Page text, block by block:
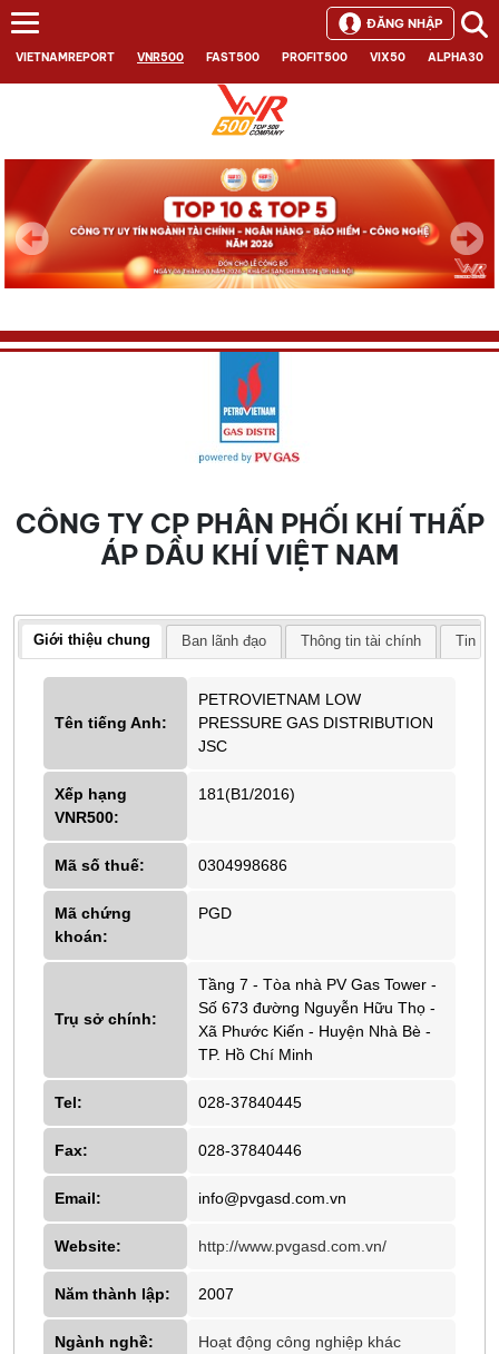
VIETNAMREPORT VNR500 FAST500 PROFIT500 VIX50 ALPHA30
ĐĂNG NHẬP
Next
CÔNG TY CP PHÂN PHỐI KHÍ THẤP
ÁP DẦU KHÍ VIỆT NAM
Giới thiệu chung Ban lãnh đạo Thông tin tài chính Tin
Tên tiếng Anh:
PETROVIETNAM LOW
PRESSURE GAS DISTRIBUTION
JSC
Xếp hạng
VNR500:
181(B1/2016)
Mã số thuế: 0304998686
Mã chứng
khoán:
PGD
Trụ sở chính:
Tầng 7 - Tòa nhà PV Gas Tower -
Số 673 đường Nguyễn Hữu Thọ -
Xã Phước Kiến - Huyện Nhà Bè -
TP. Hồ Chí Minh
Tel: 028-37840445
Fax: 028-37840446
Email: info@pvgasd.com.vn
Website: http://www.pvgasd.com.vn/
Năm thành lập: 2007
Ngành nghề: Hoạt động công nghiệp khác